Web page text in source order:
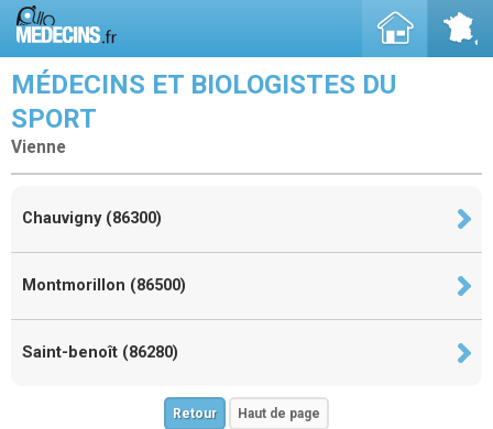
MÉDECINS ET BIOLOGISTES DU
SPORT
Vienne
Chauvigny (86300)
Montmorillon (86500)
Saint-benoît (86280)
Retour Haut de page